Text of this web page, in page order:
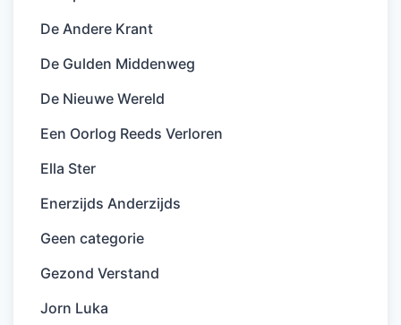
De Andere Krant
De Gulden Middenweg
De Nieuwe Wereld
Een Oorlog Reeds Verloren
Ella Ster
Enerzijds Anderzijds
Geen categorie
Gezond Verstand
Jorn Luka